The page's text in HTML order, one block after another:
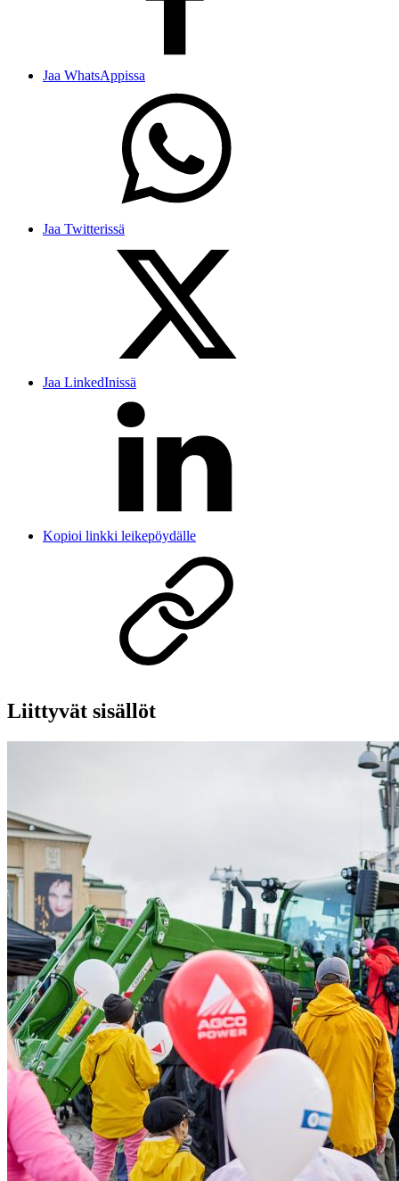
Jaa WhatsAppissa
Jaa Twitterissä
Jaa LinkedInissä
Kopioi linkki leikepöydälle
Liittyvät sisällöt